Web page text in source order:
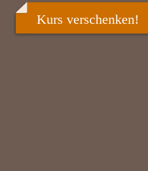
Kurs verschenken!